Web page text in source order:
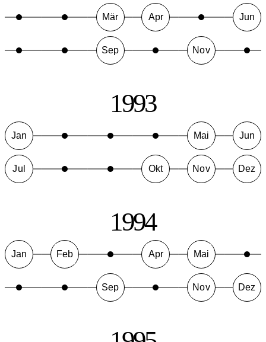
Mär Apr Jun
Sep Nov
1993
Jan Mai Jun
Jul Okt Nov Dez
1994
Jan Feb Apr Mai
Sep Nov Dez